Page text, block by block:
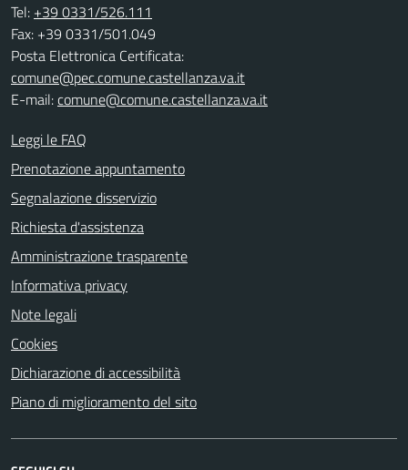
Tel: +39 0331/526.111
Fax: +39 0331/501.049
Posta Elettronica Certificata:
comune@pec.comune.castellanza.va.it
E-mail:comune@comune.castellanza.va.it
Leggi le FAQ
Prenotazione appuntamento
Segnalazione disservizio
Richiesta d'assistenza
Amministrazione trasparente
Informativa privacy
Note legali
Cookies
Dichiarazione di accessibilità
Piano di miglioramento del sito